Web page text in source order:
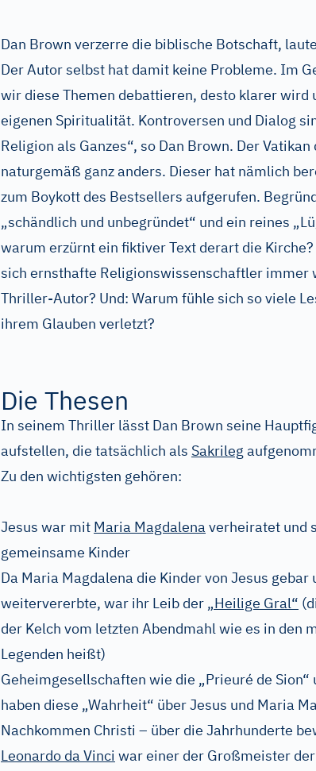
Dan Brown verzerre die biblische Botschaft,
Der Autor selbst hat damit keine Probleme. Im
wir diese Themen debattieren, desto klarer wird
eigenen Spiritualität. Kontroversen und Dialog
Religion als Ganzes“, so Dan Brown. Der
naturgemäß ganz anders. Dieser hat nämlich
zum Boykott des Bestsellers aufgerufen.
„schändlich und unbegründet“ und ein reines
warum erzürnt ein fiktiver Text derart die
sich ernsthafte Religionswissenschaftler immer
Thriller-Autor? Und: Warum fühle sich so viele
ihrem Glauben verletzt?
Die Thesen
In seinem Thriller lässt Dan Brown seine
aufstellen, die tatsächlich als Sakrileg
Zu den wichtigsten gehören:
Jesus war mit Maria Magdalenaverheiratet und
gemeinsame Kinder
Da Maria Magdalena die Kinder von Jesus gebar
weitervererbte, war ihr Leib der „Heilige Gral“
der Kelch vom letzten Abendmahl wie es in den
Legenden heißt)
Geheimgesellschaften wie die „Prieuré de Sion“
haben diese „Wahrheit“ über Jesus und Maria
Nachkommen Christi – über die Jahrhunderte
Leonardo da Vinci war einer der Großmeister der